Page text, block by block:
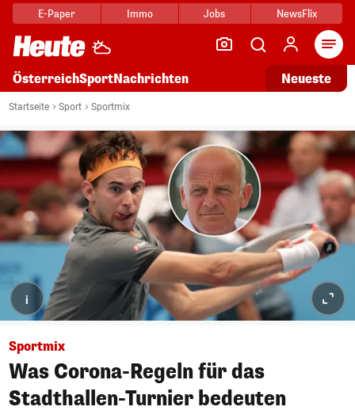
E-Paper Immo Jobs NewsFlix
ÖsterreichSportNachrichten Neueste
Startseite Sport Sportmix
i
Sportmix
Was Corona-Regeln für das
Stadthallen-Turnier bedeuten